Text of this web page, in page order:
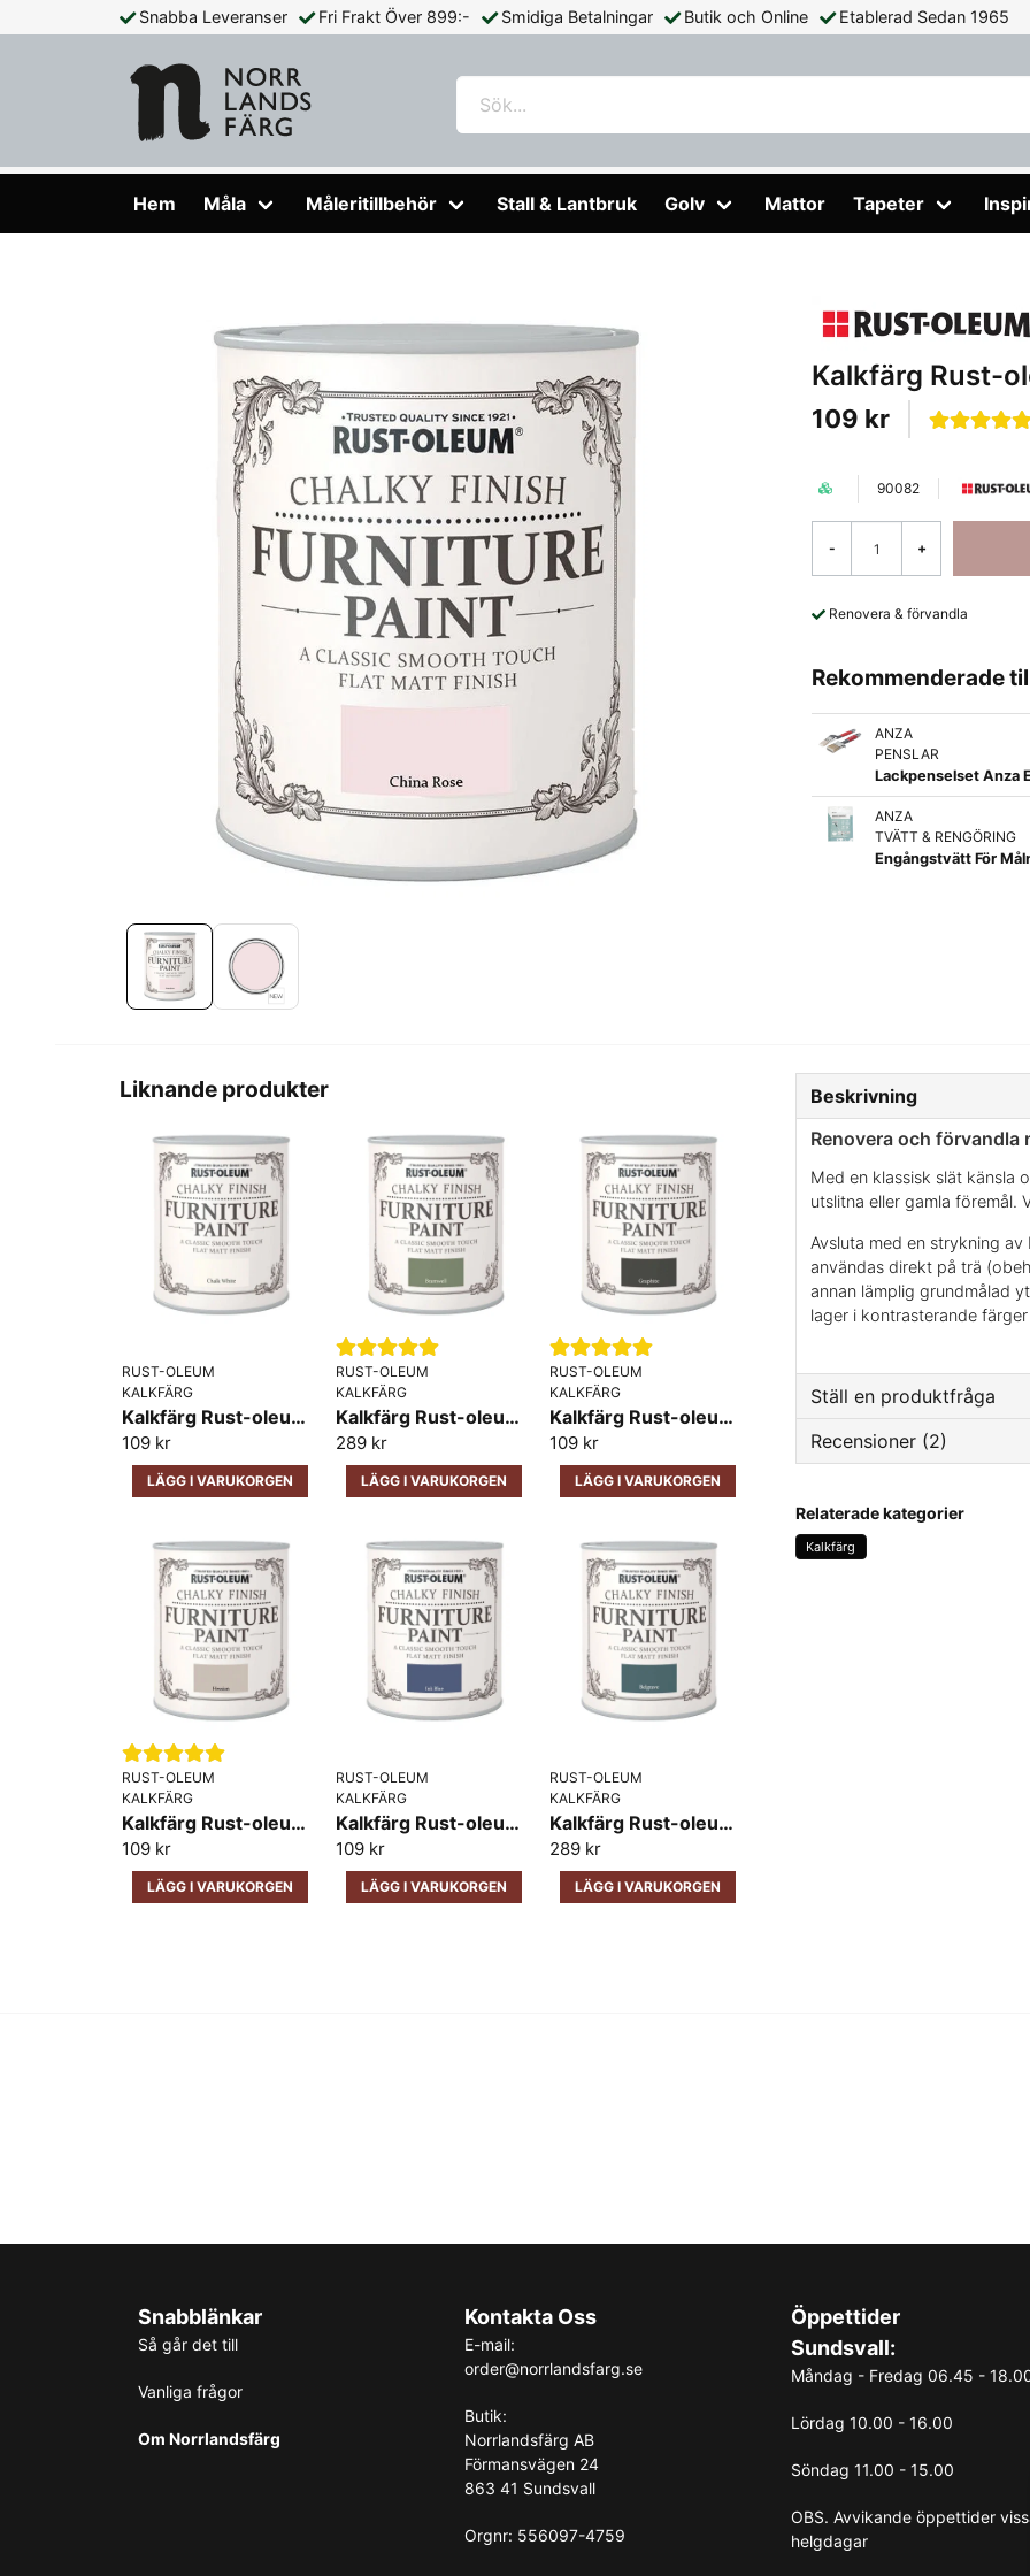
Snabba Leveranser Fri Frakt Över 899:- Smidiga Betalningar Butik och Online Etablerad Sedan 1965
Hem Måla Måleritillbehör Stall & Lantbruk Golv Mattor Tapeter
Kalkfärg Rust-
109 kr
90082
- +
Renovera & förvandla
Rekommenderade
ANZA
PENSLAR
Lackpenselset Anza
ANZA
TVÄTT & RENGÖRING
Engångstvätt För
Liknande produkter
RUST-OLEUM
KALKFÄRG
Kalkfärg Rust-oleum Furniture Chalk White
109 kr
LÄGG I VARUKORGEN
RUST-OLEUM
KALKFÄRG
Kalkfärg Rust-oleum Furniture Bramwell
289 kr
LÄGG I VARUKORGEN
RUST-OLEUM
KALKFÄRG
Kalkfärg Rust-oleum Furniture Graphite
109 kr
LÄGG I VARUKORGEN
RUST-OLEUM
KALKFÄRG
Kalkfärg Rust-oleum Furniture Hessian
109 kr
LÄGG I VARUKORGEN
RUST-OLEUM
KALKFÄRG
Kalkfärg Rust-oleum Ink Blue
109 kr
LÄGG I VARUKORGEN
RUST-OLEUM
KALKFÄRG
Kalkfärg Rust-oleum Furniture Belgrave
289 kr
LÄGG I VARUKORGEN
Beskrivning
Renovera och förvandla
Med en klassisk slät känsla
utslitna eller gamla föremål.
Avsluta med en strykning
användas direkt på trä
annan lämplig grundmålad
lager i kontrasterande
Ställ en produktfråga
question
Fråga oss något om
Recensioner (2)
Anonym
för 1 vecka sedan
Jätte nöjd med färgen
Relaterade kategorier
Kalkfärg
Snabblänkar
Så går det till
Vanliga frågor
Om Norrlandsfärg
Kontakta Oss
E-mail:
order@norrlandsfarg.se
Butik:
Norrlandsfärg AB
Förmansvägen 24
863 41 Sundsvall
Orgnr: 556097-4759
Öppettider
Sundsvall:
Måndag - Fredag 06.45 -
Lördag 10.00 - 16.00
Söndag 11.00 - 15.00
OBS. Avvikande öppettider
helgdagar